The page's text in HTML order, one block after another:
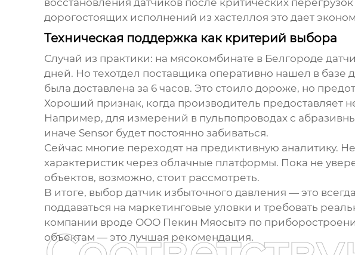
восстановления датчиков после критических
дорогостоящих исполнений из хастеллоя это дает
Техническая поддержка как критерий выбора
Случай из практики: на мясокомбинате в Белгороде
дней. Но техотдел поставщика оперативно нашел в
была доставлена за 6 часов. Это стоило дороже, но
Хороший признак, когда производитель предоставляет
Например, для измерений в пульпопроводах с
иначе Sensor будет постоянно забиваться.
Сейчас многие переходят на предиктивную аналитику.
характеристик через облачные платформы. Пока не
объектов, возможно, стоит рассмотреть.
В итоге, выбор датчик избыточного давления — это
поддаваться на маркетинговые уловки и требовать
компании вроде ООО Пекин Мяосытэ по
объектам — это лучшая рекомендация.